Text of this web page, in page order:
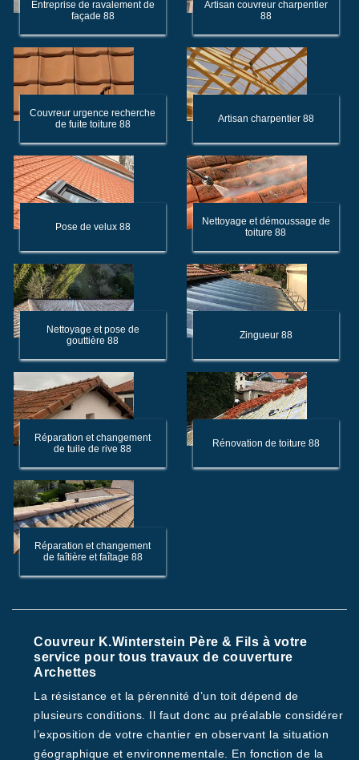
Entreprise de ravalement de
façade 88
Artisan couvreur charpentier
88
Couvreur urgence recherche
de fuite toiture 88
Artisan charpentier 88
Pose de velux 88
Nettoyage et démoussage de
toiture 88
Nettoyage et pose de
gouttière 88
Zingueur 88
Réparation et changement
de tuile de rive 88
Rénovation de toiture 88
Réparation et changement
de faîtière et faîtage 88
Couvreur K.Winterstein Père & Fils à votre
service pour tous travaux de couverture
Archettes
La résistance et la pérennité d’un toit dépend de
plusieurs conditions. Il faut donc au préalable considérer
l’exposition de votre chantier en observant la situation
géographique et environnementale. En fonction de la